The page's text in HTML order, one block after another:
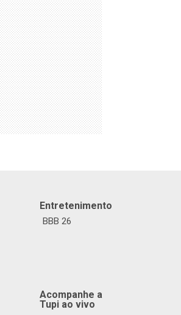
Entretenimento
BBB 26
Acompanhe a
Tupi ao vivo